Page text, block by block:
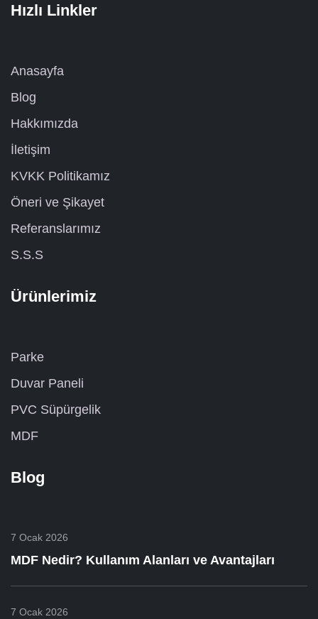
Hızlı Linkler
Anasayfa
Blog
Hakkımızda
İletişim
KVKK Politikamız
Öneri ve Şikayet
Referanslarımız
S.S.S
Ürünlerimiz
Parke
Duvar Paneli
PVC Süpürgelik
MDF
Blog
7 Ocak 2026
MDF Nedir? Kullanım Alanları ve Avantajları
7 Ocak 2026